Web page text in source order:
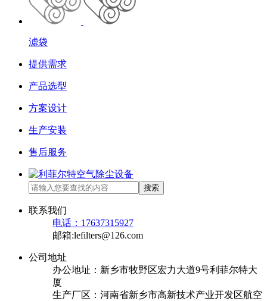
滤袋
提供需求
产品选型
方案设计
生产安装
售后服务
搜索
联系我们
电话：17637315927
邮箱:lefilters@126.com
公司地址
办公地址：新乡市牧野区宏力大道9号利菲尔特大
厦
生产厂区：河南省新乡市高新技术产业开发区航空